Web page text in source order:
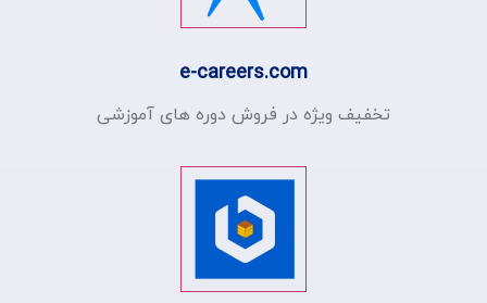
e-careers.com
تخفیف ویژه در فروش دوره های آموزشی